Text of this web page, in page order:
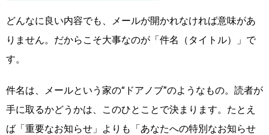
どんなに良い内容でも、メールが開かれなければ意味があ
りません。だからこそ大事なのが「件名（タイトル）」で
す。
件名は、メールという家の“ドアノブ”のようなもの。読者が
手に取るかどうかは、このひとことで決まります。たとえ
ば「重要なお知らせ」よりも「あなたへの特別なお知らせ